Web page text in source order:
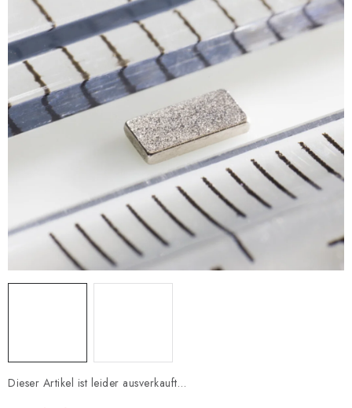
Warenrückgabe
Kontakte - Impressum
Dieser Artikel ist leider ausverkauft…